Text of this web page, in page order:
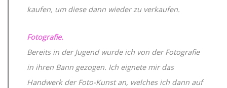
kaufen, um diese dann wieder zu verkaufen.
Fotografie.
Bereits in der Jugend wurde ich von der Fotografie
in ihren Bann gezogen. Ich eignete mir das
Handwerk der Foto-Kunst an, welches ich dann auf